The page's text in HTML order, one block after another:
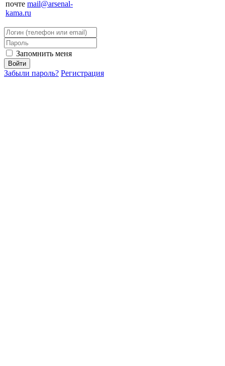
почте mail@arsenal-
kama.ru
Запомнить меня
Забыли пароль? Регистрация